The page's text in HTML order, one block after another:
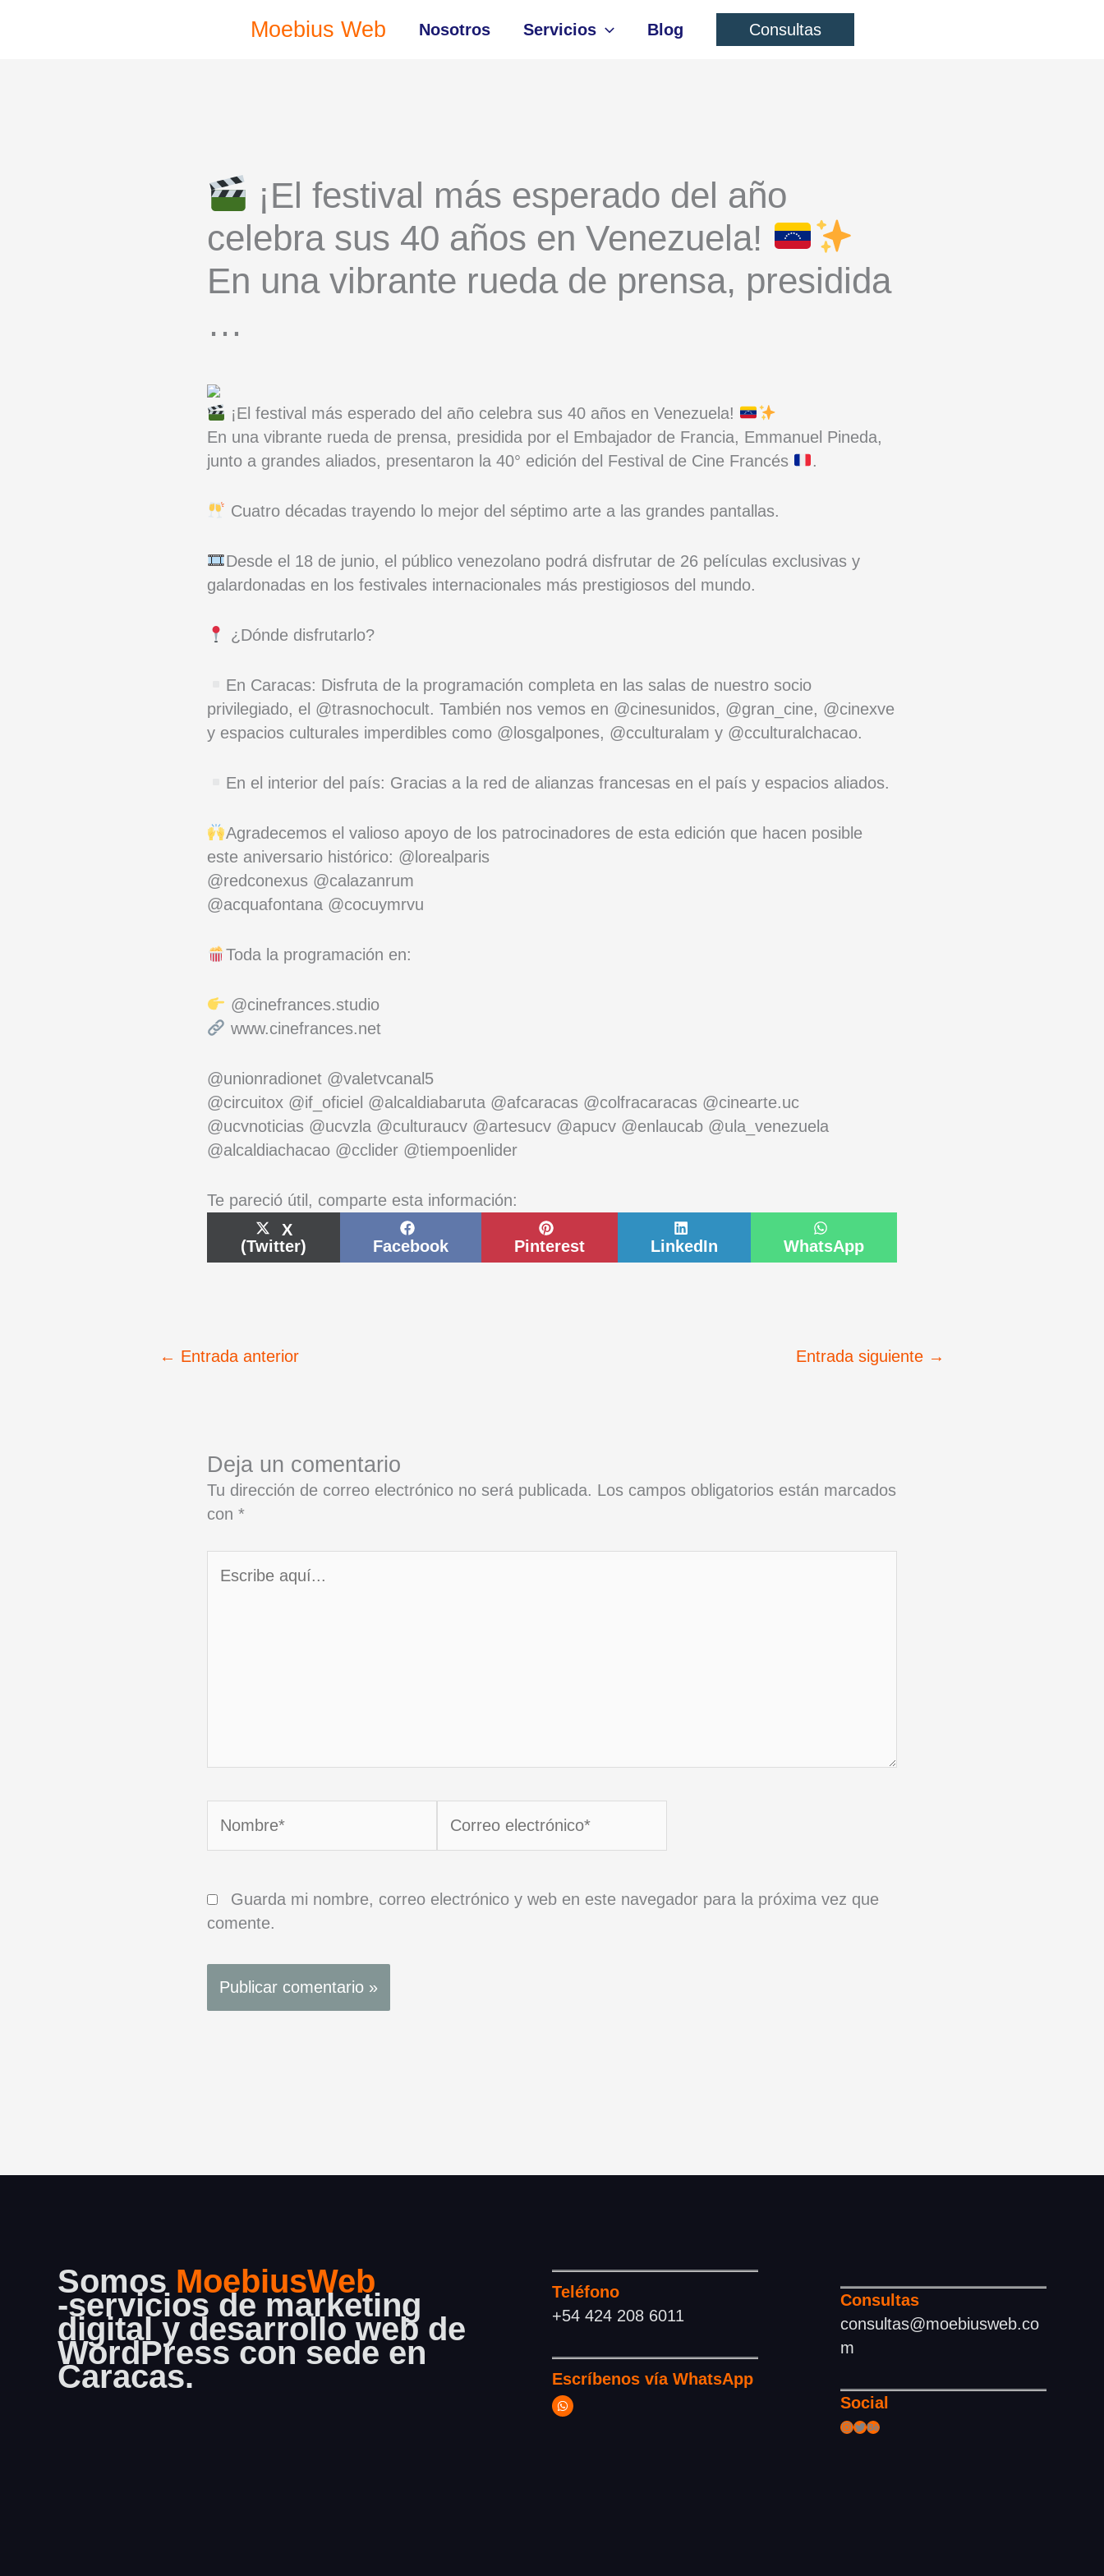
Moebius Web Nosotros Servicios Blog Consultas
¡El festival más esperado del año
celebra sus 40 años en Venezuela!
En una vibrante rueda de prensa, presidida
…
¡El festival más esperado del año celebra sus 40 años en Venezuela!
En una vibrante rueda de prensa, presidida por el Embajador de Francia, Emmanuel Pineda,
junto a grandes aliados, presentaron la 40° edición del Festival de Cine Francés
.
Cuatro décadas trayendo lo mejor del séptimo arte a las grandes pantallas.
Desde el 18 de junio, el público venezolano podrá disfrutar de 26 películas exclusivas y
galardonadas en los festivales internacionales más prestigiosos del mundo.
¿Dónde disfrutarlo?
En Caracas: Disfruta de la programación completa en las salas de nuestro socio
privilegiado, el @trasnochocult. También nos vemos en @cinesunidos, @gran_cine, @cinexve
y espacios culturales imperdibles como @losgalpones, @cculturalam y @cculturalchacao.
En el interior del país: Gracias a la red de alianzas francesas en el país y espacios aliados.
Agradecemos el valioso apoyo de los patrocinadores de esta edición que hacen posible
este aniversario histórico: @lorealparis
@redconexus @calazanrum
@acquafontana @cocuymrvu
Toda la programación en:
@cinefrances.studio
www.cinefrances.net
@unionradionet @valetvcanal5
@circuitox @if_oficiel @alcaldiabaruta @afcaracas @colfracaracas @cinearte.uc
@ucvnoticias @ucvzla @culturaucv @artesucv @apucv @enlaucab @ula_venezuela
@alcaldiachacao @cclider @tiempoenlider
Te pareció útil, comparte esta información:
Compartir
en
X
(Twitter)
en
Facebook
en
Pinterest
en
LinkedIn
en
WhatsApp
← Entrada anterior Entrada siguiente →
Deja un comentario
Tu dirección de correo electrónico no será publicada. Los campos obligatorios están marcados
con *
aquí...
electrónico*
Guarda mi nombre, correo electrónico y web en este navegador para la próxima vez que
comente.
Somos MoebiusWeb
-servicios de marketing
digital y desarrollo web de
WordPress con sede en
Caracas.
Teléfono
+54 424 208 6011
Escríbenos vía WhatsApp
Consultas
consultas@moebiusweb.co
m
Social
Instagram
Twitter
Behance